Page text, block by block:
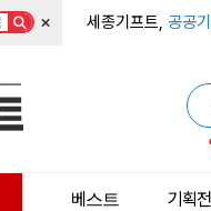
× 세종기프트, 공공
베스트
기획전